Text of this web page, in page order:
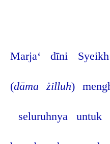
Marja‘ dīni
(dāma żilluh)
seluruhnya untuk